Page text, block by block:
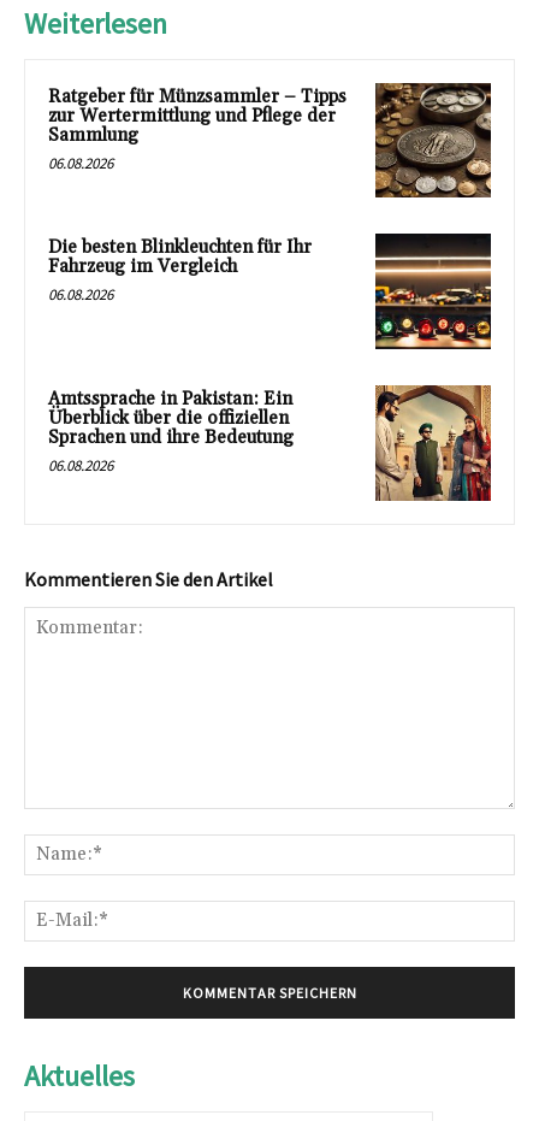
Weiterlesen
Ratgeber für Münzsammler – Tipps
zur Wertermittlung und Pflege der
Sammlung
06.08.2026
Die besten Blinkleuchten für Ihr
Fahrzeug im Vergleich
06.08.2026
Amtssprache in Pakistan: Ein
Überblick über die offiziellen
Sprachen und ihre Bedeutung
06.08.2026
Kommentieren Sie den Artikel
Aktuelles